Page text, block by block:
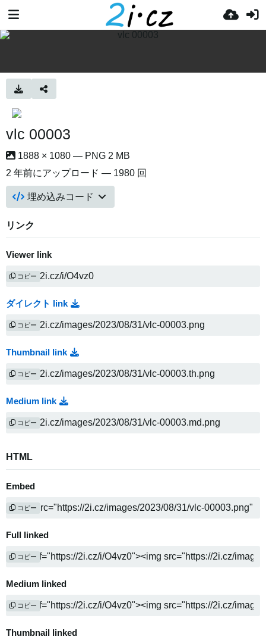
vlc 00003
1888 × 1080 — PNG 2 MB
2 年前にアップロード — 1980 回
埋め込みコード
リンク
Viewer link
コピー
ダイレクト link
コピー
Thumbnail link
コピー
Medium link
コピー
HTML
Embed
コピー
Full linked
コピー
Medium linked
コピー
Thumbnail linked